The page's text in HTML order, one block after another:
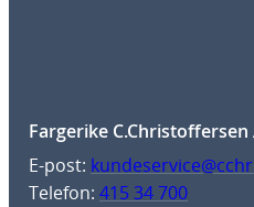
Fargerike C.Christoffersen
E-post:
Telefon: 415 34 700